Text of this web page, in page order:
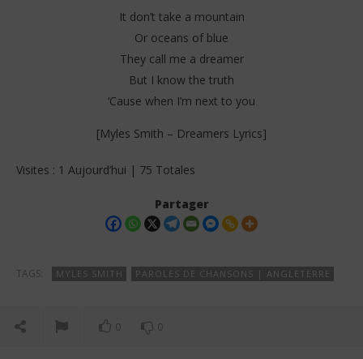
It don’t take a mountain
Or oceans of blue
They call me a dreamer
But I know the truth
‘Cause when I’m next to you
[Myles Smith – Dreamers Lyrics]
Visites : 1 Aujourd’hui | 75 Totales
Partager
TAGS: MYLES SMITH PAROLES DE CHANSONS | ANGLETERRE
0 0